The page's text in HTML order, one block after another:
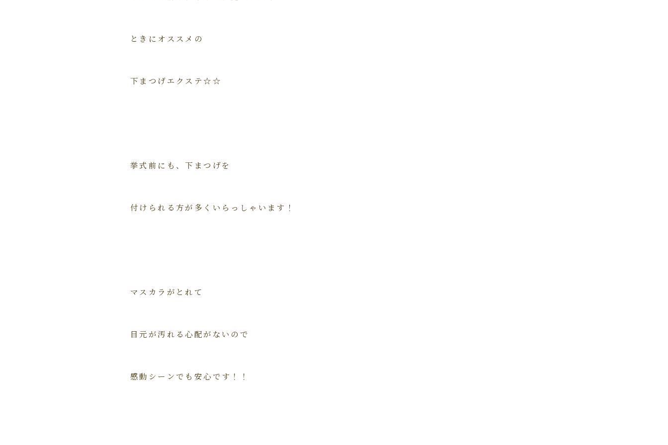
ときにオススメの
下まつげエクステ☆☆
挙式前にも、下まつげを
付けられる方が多くいらっしゃいます！
マスカラがとれて
目元が汚れる心配がないので
感動シーンでも安心です！！